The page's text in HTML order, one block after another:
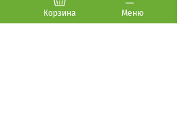
Корзина Меню